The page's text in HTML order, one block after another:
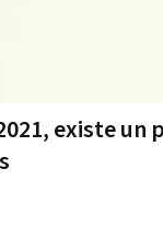
existe un